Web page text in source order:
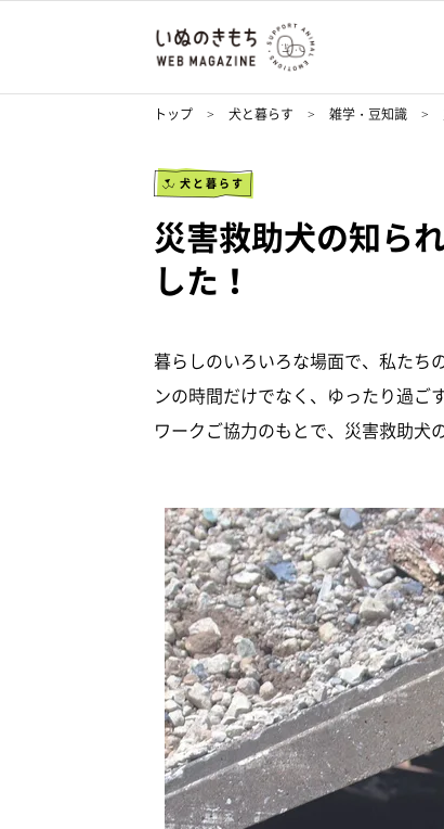
トップ 犬と暮らす 雑学・豆知識
犬と暮らす
災害救助犬の知ら
した！
暮らしのいろいろな場面で、私たち
ンの時間だけでなく、ゆったり過ご
ワークご協力のもとで、災害救助犬